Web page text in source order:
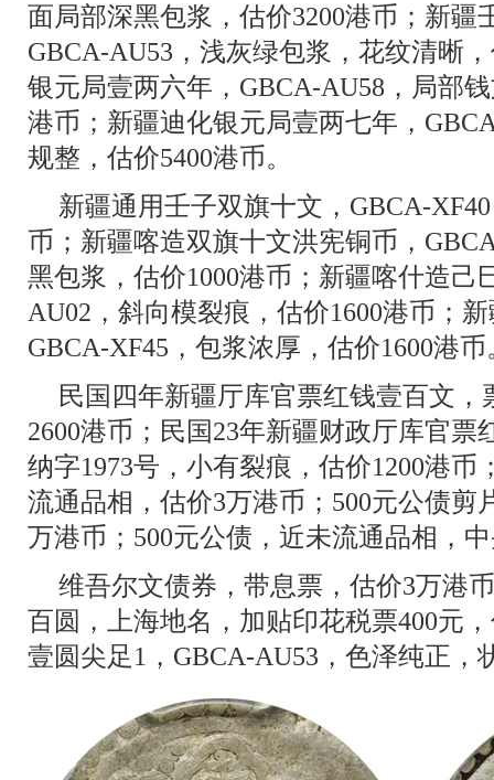
面局部深黑包浆，估价3200港币；新疆
GBCA-AU53，浅灰绿包浆，花纹清晰
银元局壹两六年，GBCA-AU58，局部
港币；新疆迪化银元局壹两七年，
规整，估价5400港币。
新疆通用壬子双旗十文，GBCA-
币；新疆喀造双旗十文洪宪铜币，
黑包浆，估价1000港币；新疆喀什造己
AU02，斜向模裂痕，估价1600港币；
GBCA-XF45，包浆浓厚，估价1600港币
民国四年新疆厅库官票红钱壹百文
2600港币；民国23年新疆财政厅库官票
纳字1973号，小有裂痕，估价1200港币
流通品相，估价3万港币；500元公债剪
万港币；500元公债，近未流通品相，
维吾尔文债券，带息票，估价3万港
百圆，上海地名，加贴印花税票400元
壹圆尖足1，GBCA-AU53，色泽纯正，